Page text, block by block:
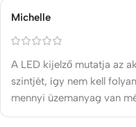
Michelle
A LED kijelző mutatja az
szintjét, így nem kell
mennyi üzemanyag van